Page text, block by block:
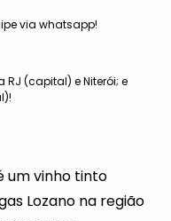
via whatsapp!
(capital) e Niterói; e
um vinho tinto
Lozano na região